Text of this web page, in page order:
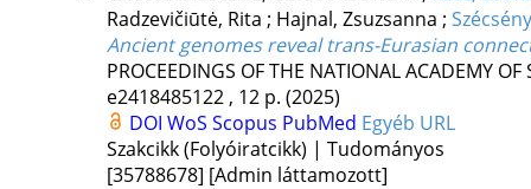
Radzevičiūtė, Rita ; Hajnal, Zsuzsanna ;
Ancient genomes reveal trans-Eurasian
PROCEEDINGS OF THE NATIONAL ACADEMY
e2418485122 , 12 p. (2025)
DOI WoS Scopus PubMed Egyéb URL
Szakcikk (Folyóiratcikk) | Tudományos
[35788678] [Admin láttamozott]